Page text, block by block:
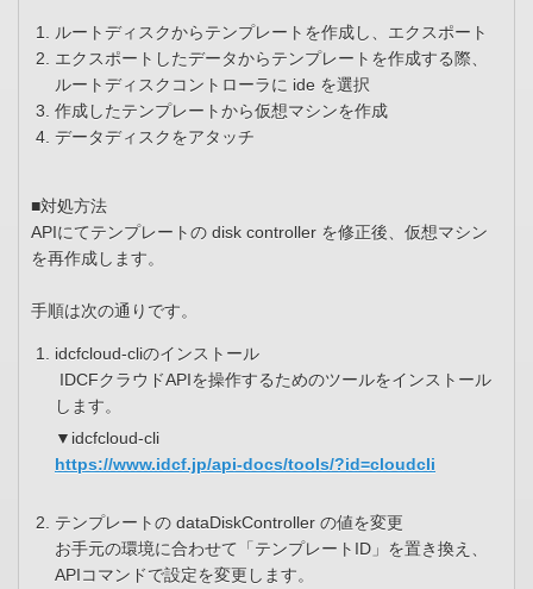
ルートディスクからテンプレートを作成し、エクスポート
エクスポートしたデータからテンプレートを作成する際、
ルートディスクコントローラに ide を選択
作成したテンプレートから仮想マシンを作成
データディスクをアタッチ
■対処方法
APIにてテンプレートの disk controller を修正後、仮想マシン
を再作成します。
手順は次の通りです。
idcfcloud-cliのインストール
IDCFクラウドAPIを操作するためのツールをインストール
します。
▼idcfcloud-cli
https://www.idcf.jp/api-docs/tools/?id=cloudcli
テンプレートの dataDiskController の値を変更
お手元の環境に合わせて「テンプレートID」を置き換え、
APIコマンドで設定を変更します。